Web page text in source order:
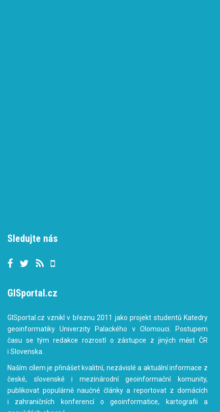
Sledujte nás
GISportal.cz
GISportal.cz vznikl v březnu 2011 jako projekt studentů Katedry
geoinformatiky Univerzity Palackého v Olomouci. Postupem
času se tým redakce rozrostl o zástupce z jiných měst ČR
i Slovenska.
Naším cílem je přinášet kvalitní, nezávislé a aktuální informace z
české, slovenské i mezinárodní geoinformační komunity,
publikovat populárně naučné články a reportovat z domácích
i zahraničních konferencí o geoinformatice, kartografii a